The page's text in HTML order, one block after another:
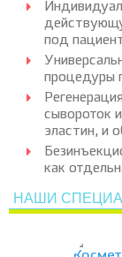
под
процедуры
сывороток
эластин, и
как
НАШИ